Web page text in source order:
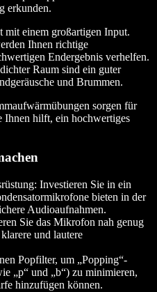
erkunden.
mit einem großartigen Input.
Ihnen richtige
Endergebnis verhelfen.
Raum sind ein guter
und Brummen.
sorgen für
Ihnen hilft, ein hochwertiges
: Investieren Sie in ein
bieten in der
Audioaufnahmen.
Sie das Mikrofon nah genug
und lautere
Popfilter, um „Popping“-
„p“ und „b“) zu minimieren,
hinzufügen können.